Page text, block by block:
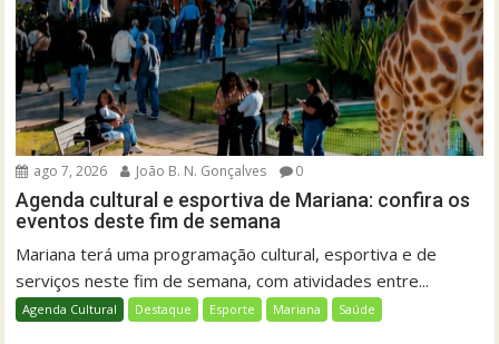
ago 7, 2026 João B. N. Gonçalves 0
Agenda cultural e esportiva de Mariana: confira os
eventos deste fim de semana
Mariana terá uma programação cultural, esportiva e de
serviços neste fim de semana, com atividades entre...
Agenda Cultural Destaque Esporte Mariana Saúde